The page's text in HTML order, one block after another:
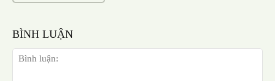
BÌNH LUẬN